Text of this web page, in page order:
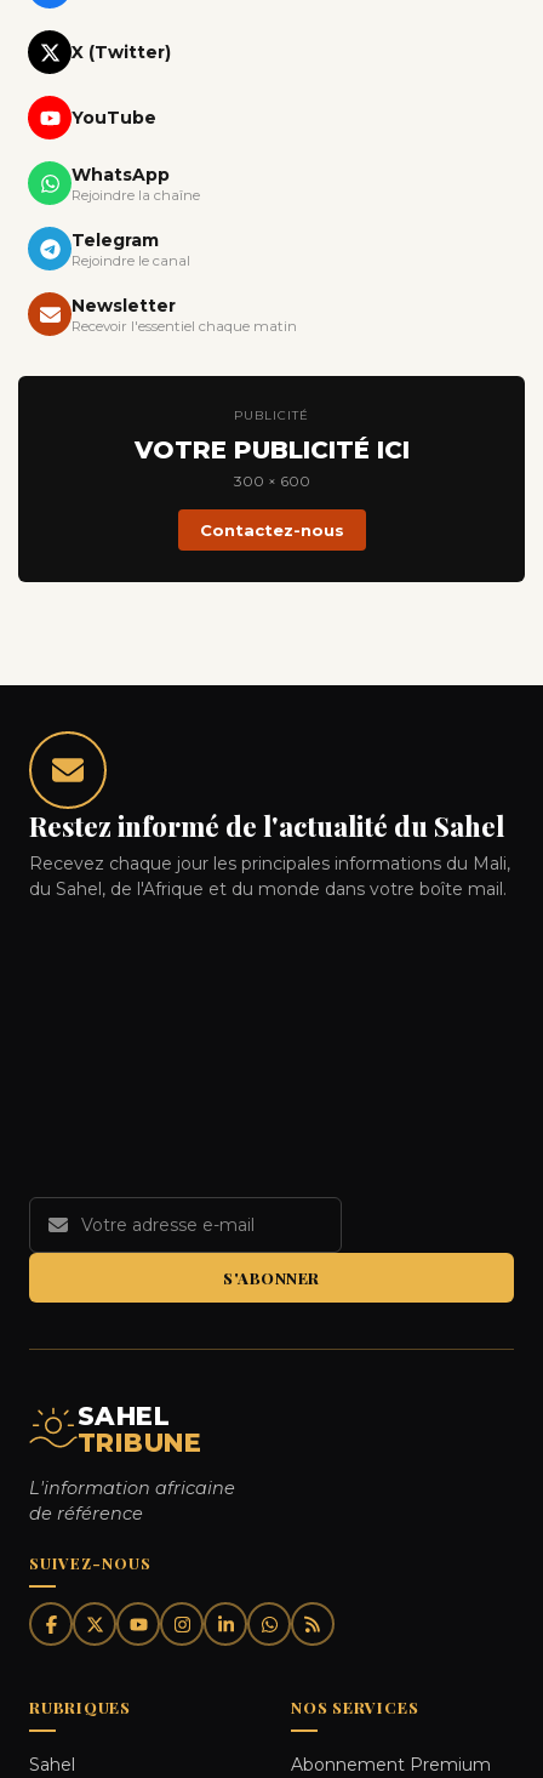
X (Twitter)
YouTube
WhatsApp
Rejoindre la chaîne
Telegram
Rejoindre le canal
Newsletter
Recevoir l'essentiel chaque matin
PUBLICITÉ
VOTRE PUBLICITÉ ICI
300 × 600
Contactez-nous
Restez informé de l'actualité du Sahel
Recevez chaque jour les principales informations du Mali,
du Sahel, de l'Afrique et du monde dans votre boîte mail.
S'ABONNER
SAHEL
TRIBUNE
L'information africaine
de référence
SUIVEZ-NOUS
RUBRIQUES
Sahel
NOS SERVICES
Abonnement Premium